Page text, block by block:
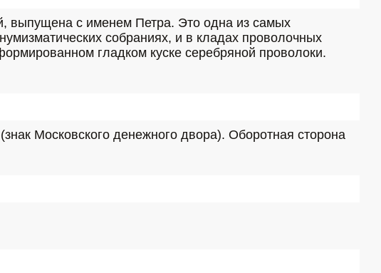
выпущена с именем Петра. Это одна из самых
собраниях, и в кладах проволочных
гладком куске серебряной проволоки.
Московского денежного двора). Оборотная сторона